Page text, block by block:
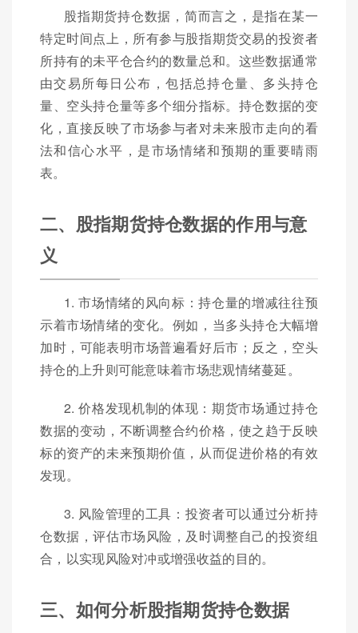
股指期货持仓数据，简而言之，是指在某一
特定时间点上，所有参与股指期货交易的投资者
所持有的未平仓合约的数量总和。这些数据通常
由交易所每日公布，包括总持仓量、多头持仓
量、空头持仓量等多个细分指标。持仓数据的变
化，直接反映了市场参与者对未来股市走向的看
法和信心水平，是市场情绪和预期的重要晴雨
表。
二、股指期货持仓数据的作用与意
义
1. 市场情绪的风向标：持仓量的增减往往预
示着市场情绪的变化。例如，当多头持仓大幅增
加时，可能表明市场普遍看好后市；反之，空头
持仓的上升则可能意味着市场悲观情绪蔓延。
2. 价格发现机制的体现：期货市场通过持仓
数据的变动，不断调整合约价格，使之趋于反映
标的资产的未来预期价值，从而促进价格的有效
发现。
3. 风险管理的工具：投资者可以通过分析持
仓数据，评估市场风险，及时调整自己的投资组
合，以实现风险对冲或增强收益的目的。
三、如何分析股指期货持仓数据